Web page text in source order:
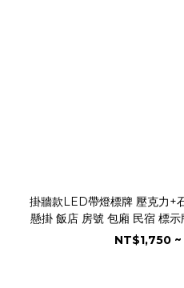
掛牆款LED帶燈標牌 壓克力+
懸掛 飯店 房號 包廂 民宿 標
110V/
NT$1,750